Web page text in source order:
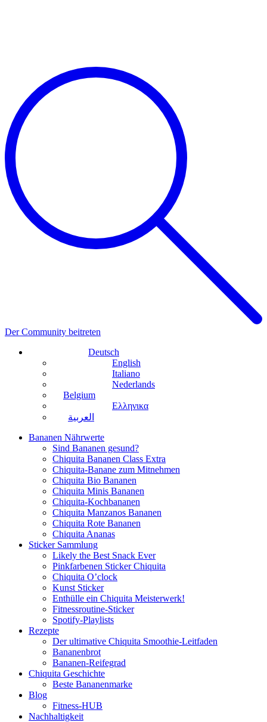
Der Community beitreten
Deutsch
English
Italiano
Nederlands
Belgium
Ελληνικα
العربية
Bananen Nährwerte
Sind Bananen gesund?
Chiquita Bananen Class Extra
Chiquita-Banane zum Mitnehmen
Chiquita Bio Bananen
Chiquita Minis Bananen
Chiquita-Kochbananen
Chiquita Manzanos Bananen
Chiquita Rote Bananen
Chiquita Ananas
Sticker Sammlung
Likely the Best Snack Ever
Pinkfarbenen Sticker Chiquita
Chiquita O’clock
Kunst Sticker
Enthülle ein Chiquita Meisterwerk!
Fitnessroutine-Sticker
Spotify-Playlists
Rezepte
Der ultimative Chiquita Smoothie-Leitfaden
Bananenbrot
Bananen-Reifegrad
Chiquita Geschichte
Beste Bananenmarke
Blog
Fitness-HUB
Nachhaltigkeit